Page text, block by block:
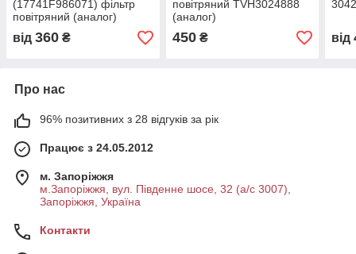
(17741F986071) фільтр
повітряний (аналог)
від 360 ₴
повітряний TVH3024888
(аналог)
450₴ від
Про нас
96% позитивних з 28 відгуків за рік
Працює з 24.05.2012
м. Запоріжжя
м.Запоріжжя, вул. Південне шосе, 32 (а/с 3007),
Запоріжжя, Україна
Контакти